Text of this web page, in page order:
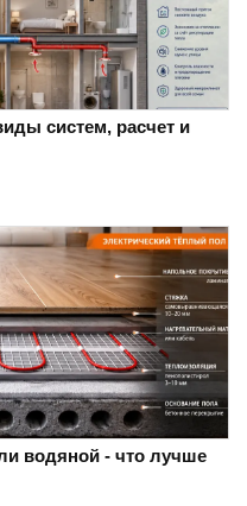
систем, расчет и
водяной - что лучше